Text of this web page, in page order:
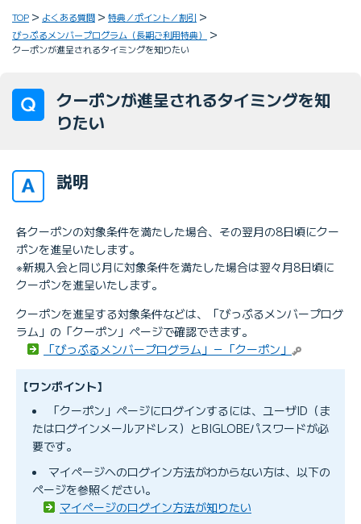
TOP よくある質問
特典／ポイント／割引
びっぷるメンバープログラム（長期ご利用特典）
クーポンが進呈されるタイミングを知りたい
クーポンが進呈されるタイミングを知
りたい
説明
各クーポンの対象条件を満たした場合、その翌月の8日頃にクー
ポンを進呈いたします。
※新規入会と同じ月に対象条件を満たした場合は翌々月8日頃に
クーポンを進呈いたします。
クーポンを進呈する対象条件などは、「びっぷるメンバープログ
ラム」の「クーポン」ページで確認できます。
「びっぷるメンバープログラム」－「クーポン」
【ワンポイント】
「クーポン」ページにログインするには、ユーザID（ま
たはログインメールアドレス）とBIGLOBEパスワードが必
要です。
マイページへのログイン方法がわからない方は、以下の
ページを参照ください。
マイページのログイン方法が知りたい